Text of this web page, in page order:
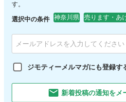
す。
選択中の条件 神奈川県 売ります・あ
ジモティーメルマガにも登録す
新着投稿の通知をメ